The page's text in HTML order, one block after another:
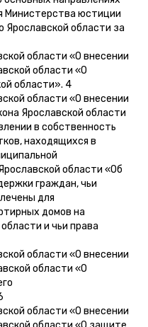
Министерства юстиции
Ярославской области за
области «О внесении
области «О
области». 4
области «О внесении
Ярославской области
в собственность
находящихся в
области «Об
граждан, чьи
для
домов на
и чьи права
области «О внесении
области «О
области «О внесении